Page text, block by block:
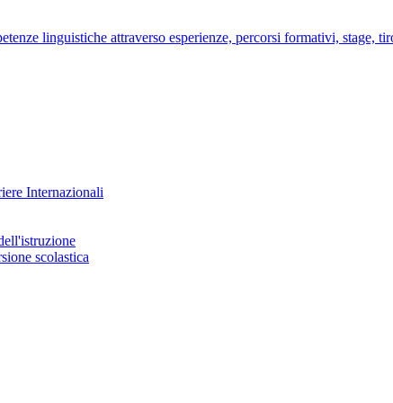
linguistiche attraverso esperienze, percorsi formativi, stage,
Internazionali
scolastica